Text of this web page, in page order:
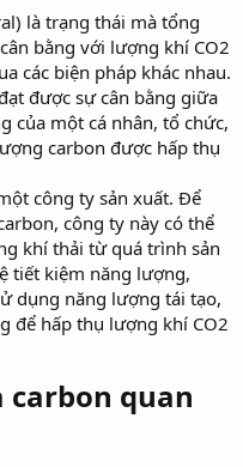
là trạng thái mà tổng
bằng với lượng khí CO2
các biện pháp khác nhau.
được sự cân bằng giữa
của một cá nhân, tổ chức,
carbon được hấp thụ
công ty sản xuất. Để
công ty này có thể
khí thải từ quá trình sản
tiết kiệm năng lượng,
dụng năng lượng tái tạo,
để hấp thụ lượng khí CO2
carbon quan